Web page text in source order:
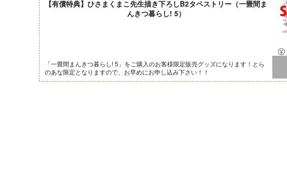
【有償特典】ひさまくまこ先生描き下ろしB2タペストリー（一畳間ま
んきつ暮らし! 5）
「一畳間まんきつ暮らし! 5」をご購入のお客様限定販売グッズになります！とら
のあな限定となりますので、お早めにお申し込み下さい！！